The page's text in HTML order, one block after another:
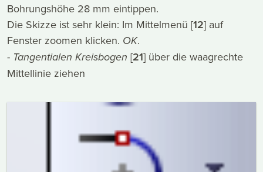
Bohrungshöhe 28 mm eintippen.
Die Skizze ist sehr klein: Im Mittelmenü [12] auf
Fenster zoomen klicken. OK.
- Tangentialen Kreisbogen [21] über die waagrechte
Mittellinie ziehen